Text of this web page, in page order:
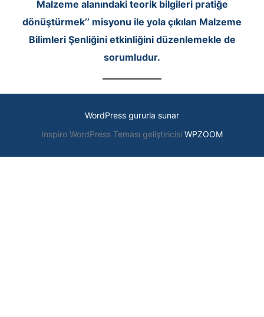
Malzeme alanındaki teorik bilgileri pratiğe
dönüştürmek’’ misyonu ile yola çıkılan Malzeme
Bilimleri Şenliğini etkinliğini düzenlemekle de
sorumludur.
WordPress gururla sunar
Inspiro WordPress Teması geliştiricisi WPZOOM